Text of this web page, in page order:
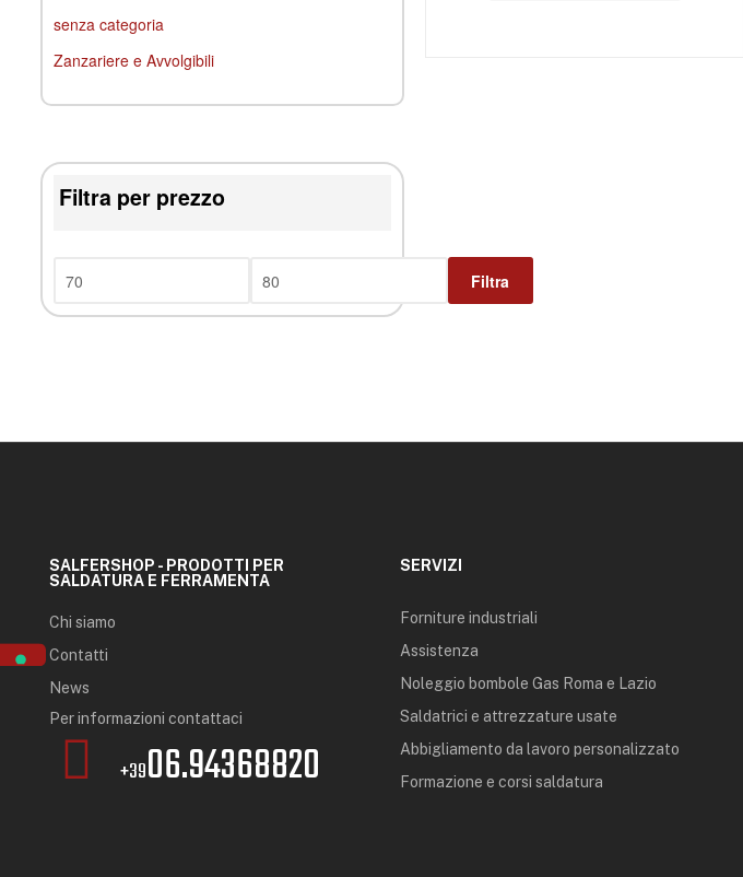
senza categoria
Zanzariere e Avvolgibili
Filtra per prezzo
Filtra
SALFERSHOP - PRODOTTI PER
SALDATURA E FERRAMENTA
Chi siamo
Contatti
News
Per informazioni contattaci
+3906.94368820
SERVIZI
Forniture industriali
Assistenza
Noleggio bombole Gas Roma e Lazio
Saldatrici e attrezzature usate
Abbigliamento da lavoro personalizzato
Formazione e corsi saldatura